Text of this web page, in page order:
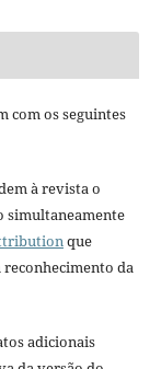
com os seguintes
à revista o
simultaneamente
que
da
adicionais